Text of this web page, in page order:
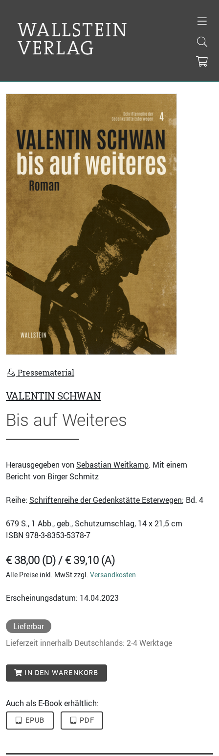
Pressematerial
VALENTIN SCHWAN
Bis auf Weiteres
Herausgegeben von Sebastian Weitkamp. Mit einem
Bericht von Birger Schmitz
Reihe: Schriftenreihe der Gedenkstätte Esterwegen; Bd. 4
679 S., 1 Abb., geb., Schutzumschlag, 14 x 21,5 cm
ISBN 978-3-8353-5378-7
€ 38,00 (D) / € 39,10 (A)
Alle Preise inkl. MwSt zzgl. Versandkosten
Erscheinungsdatum: 14.04.2023
Lieferbar
Lieferzeit innerhalb Deutschlands: 2-4 Werktage
IN DEN WARENKORB
Auch als E-Book erhältlich:
EPUB PDF